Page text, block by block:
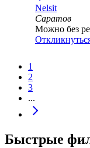
Nelsit
Саратов
Можно без
1
2
3
...
Быстрые